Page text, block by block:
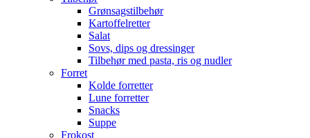
Grønsagstilbehør
Kartoffelretter
Salat
Sovs, dips og dressinger
Tilbehør med pasta, ris og nudler
Forret
Kolde forretter
Lune forretter
Snacks
Suppe
Frokost